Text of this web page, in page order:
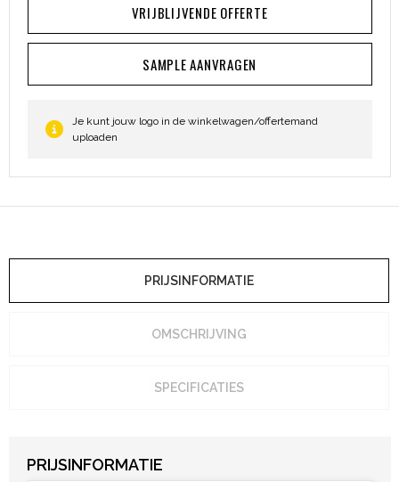
VRIJBLIJVENDE OFFERTE
SAMPLE AANVRAGEN
Je kunt jouw logo in de winkelwagen/offertemand
uploaden
PRIJSINFORMATIE
OMSCHRIJVING
SPECIFICATIES
PRIJSINFORMATIE